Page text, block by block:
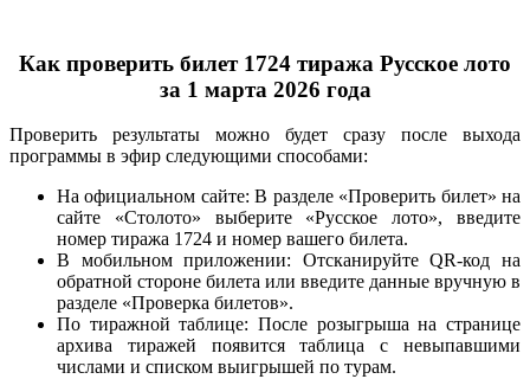
Как проверить билет 1724 тиража Русское лото
за 1 марта 2026 года
Проверить результаты можно будет сразу после выхода
программы в эфир следующими способами:
На официальном сайте: В разделе «Проверить билет» на
сайте «Столото» выберите «Русское лото», введите
номер тиража 1724 и номер вашего билета.
В мобильном приложении: Отсканируйте QR-код на
обратной стороне билета или введите данные вручную в
разделе «Проверка билетов».
По тиражной таблице: После розыгрыша на странице
архива тиражей появится таблица с невыпавшими
числами и списком выигрышей по турам.